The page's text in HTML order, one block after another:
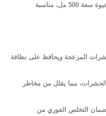
يأتي في عبوة سعة 500 مل، مناسبة
المزعجة ويحافظ على نظافة
الحشرات، مما يقلل من مخاطر
التخلص الفوري من